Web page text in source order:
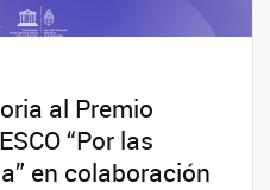
al Premio
“Por las
en colaboración